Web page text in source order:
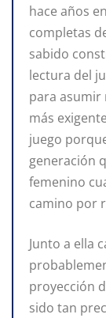
hace años
completas
sabido
lectura del
para asumir
más
juego
generación
femenino
camino por
Junto a ella
proyección
sido tan